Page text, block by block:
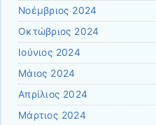
Νοέμβριος 2024
Οκτώβριος 2024
Ιούνιος 2024
Μάιος 2024
Απρίλιος 2024
Μάρτιος 2024